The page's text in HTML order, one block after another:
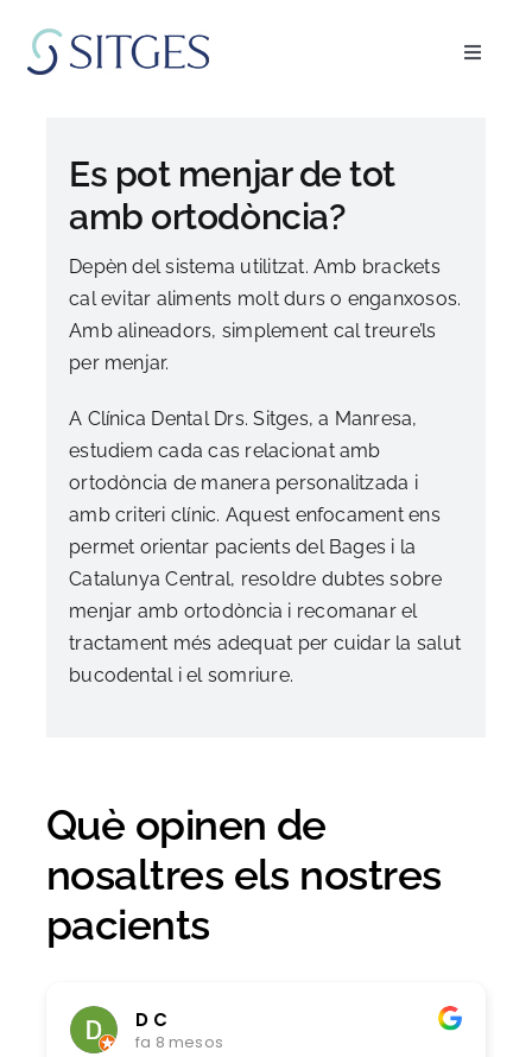
content
Toggle
Especialitats
L’equip
FAQ’s
Demanar cita
Es pot menjar de tot
amb ortodòncia?
Depèn del sistema utilitzat. Amb brackets
cal evitar aliments molt durs o enganxosos.
Amb alineadors, simplement cal treure’ls
per menjar.
A Clínica Dental Drs. Sitges, a Manresa,
estudiem cada cas relacionat amb
ortodòncia de manera personalitzada i
amb criteri clínic. Aquest enfocament ens
permet orientar pacients del Bages i la
Catalunya Central, resoldre dubtes sobre
menjar amb ortodòncia i recomanar el
tractament més adequat per cuidar la salut
bucodental i el somriure.
Què opinen de
nosaltres els nostres
pacients
D C
fa 8 mesos